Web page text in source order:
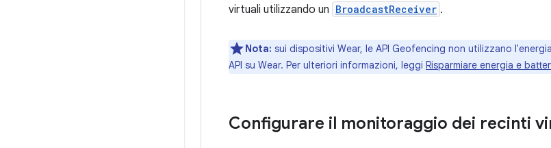
virtuali utilizzando un BroadcastReceiver .
Nota: sui dispositivi Wear, le API Geofencing non utilizzano
API su Wear. Per ulteriori informazioni, leggi Risparmiare energia e
Configurare il monitoraggio dei recinti